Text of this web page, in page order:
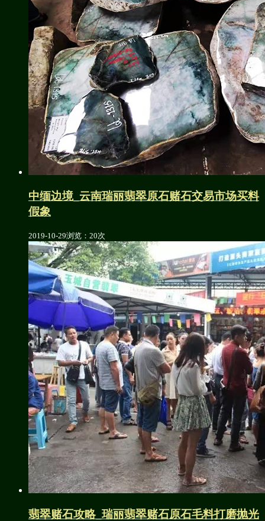
中缅边境_云南瑞丽翡翠原石赌石交易市场买料
假象
2019-10-29浏览：20次
翡翠赌石攻略_瑞丽翡翠赌石原石毛料打磨抛光